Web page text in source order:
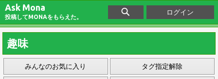
Ask Mona
投稿してMONAをもらえた。
ログイン
趣味
みんなのお気に入り タグ指定解除